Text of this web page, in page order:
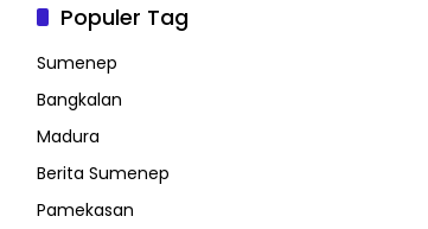
Populer Tag
Sumenep
Bangkalan
Madura
Berita Sumenep
Pamekasan